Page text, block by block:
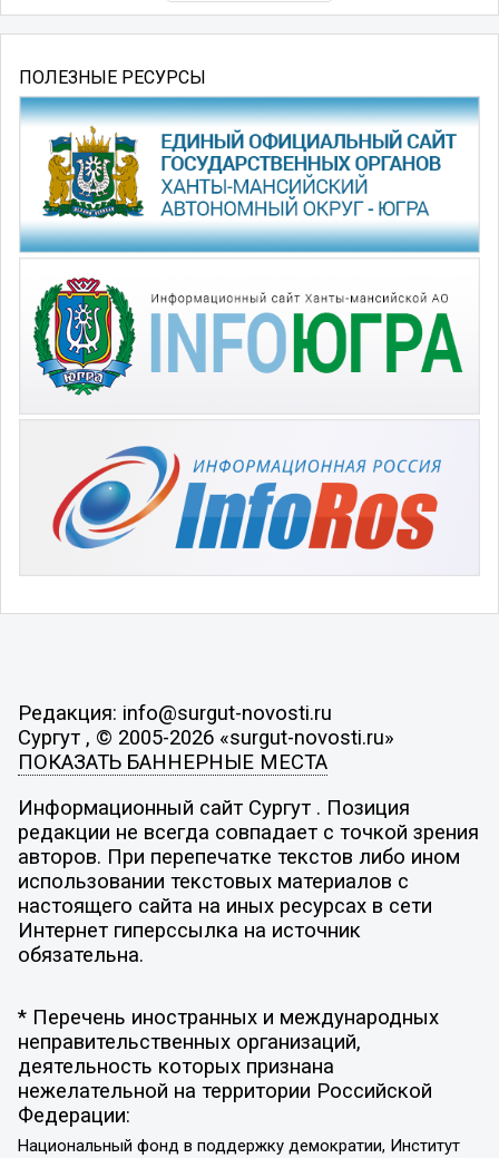
ПОЛЕЗНЫЕ РЕСУРСЫ
Редакция: info@surgut-novosti.ru
Сургут , © 2005-2026 «surgut-novosti.ru»
ПОКАЗАТЬ БАННЕРНЫЕ МЕСТА
Информационный сайт Сургут . Позиция
редакции не всегда совпадает с точкой зрения
авторов. При перепечатке текстов либо ином
использовании текстовых материалов с
настоящего сайта на иных ресурсах в сети
Интернет гиперссылка на источник
обязательна.
* Перечень иностранных и международных
неправительственных организаций,
деятельность которых признана
нежелательной на территории Российской
Федерации:
Национальный фонд в поддержку демократии, Институт